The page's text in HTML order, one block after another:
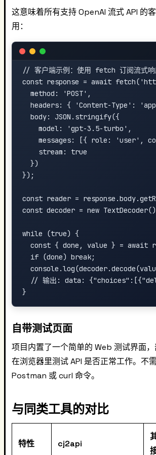
这意味着所有支持 OpenAI 流式 API 的
用：
// 客户端示例：使用 fetch 订阅流式响
const response = await
  method: 'POST',
headers: { 'Content-Type':
  body: JSON.stringify({
    model: 'gpt-3.5-turbo',
messages: [{ role: 'user',
    stream: true
  })
});
const reader =
const decoder = new
while (true) {
const { done, value } = await
  if (done) break;
// 输出: data:
自带测试页面
项目内置了一个简单的 Web 测试界面
在浏览器里测试 API 是否正常工作。不
Postman 或 curl 命令。
与同类工具的对比
特性 cj2api